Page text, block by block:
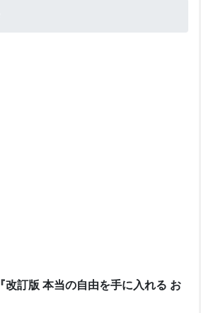
『改訂版 本当の自由を手に入れる お